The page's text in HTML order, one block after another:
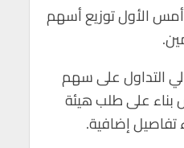
الأول توزيع أسهم
التداول على سهم
بناء على طلب هيئة
تفاصيل إضافية.